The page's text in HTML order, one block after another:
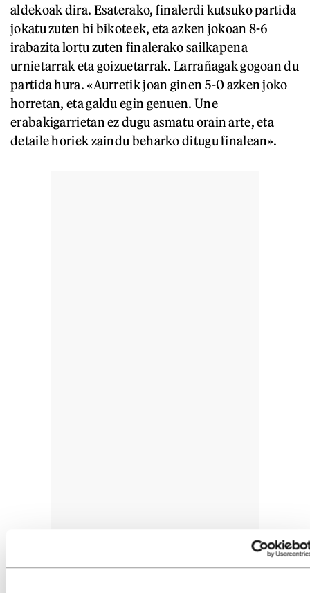
aldekoak dira. Esaterako, finalerdi kutsuko partida
jokatu zuten bi bikoteek, eta azken jokoan 8-6
irabazita lortu zuten finalerako sailkapena
urnietarrak eta goizuetarrak. Larrañagak gogoan du
partida hura. «Aurretik joan ginen 5-0 azken joko
horretan, eta galdu egin genuen. Une
erabakigarrietan ez dugu asmatu orain arte, eta
detaile horiek zaindu beharko ditugu finalean».